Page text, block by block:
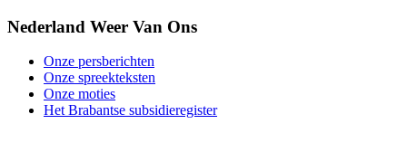
Nederland Weer Van Ons
Onze persberichten
Onze spreekteksten
Onze moties
Het Brabantse subsidieregister